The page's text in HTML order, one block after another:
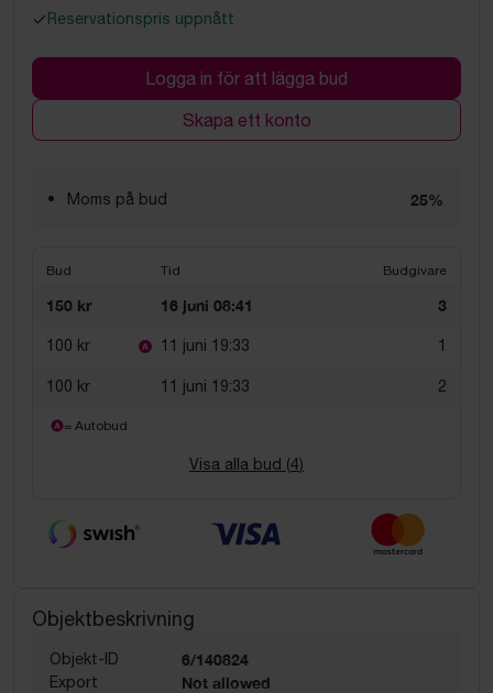
Reservationspris uppnått
Logga in för att lägga bud
Skapa ett konto
Moms på bud 25%
Bud Tid Budgivare
150 kr 16 juni 08:41 3
100 kr 11 juni 19:33 1
100 kr 11 juni 19:33 2
= Autobud
Visa alla bud (4)
Objektbeskrivning
Objekt-ID 6/140824
Export Not allowed